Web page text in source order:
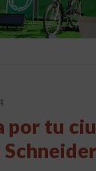
por tu